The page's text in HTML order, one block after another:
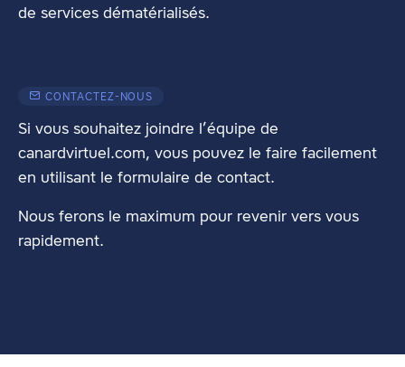
de services dématérialisés.
CONTACTEZ-NOUS
Si vous souhaitez joindre l’équipe de
canardvirtuel.com, vous pouvez le faire facilement
en utilisant le formulaire de contact.
Nous ferons le maximum pour revenir vers vous
rapidement.